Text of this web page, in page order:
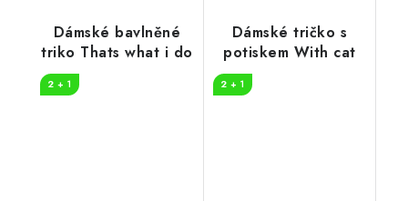
Dámské bavlněné
triko Thats what i do
2 + 1
Dámské tričko s
potiskem With cat
2 + 1